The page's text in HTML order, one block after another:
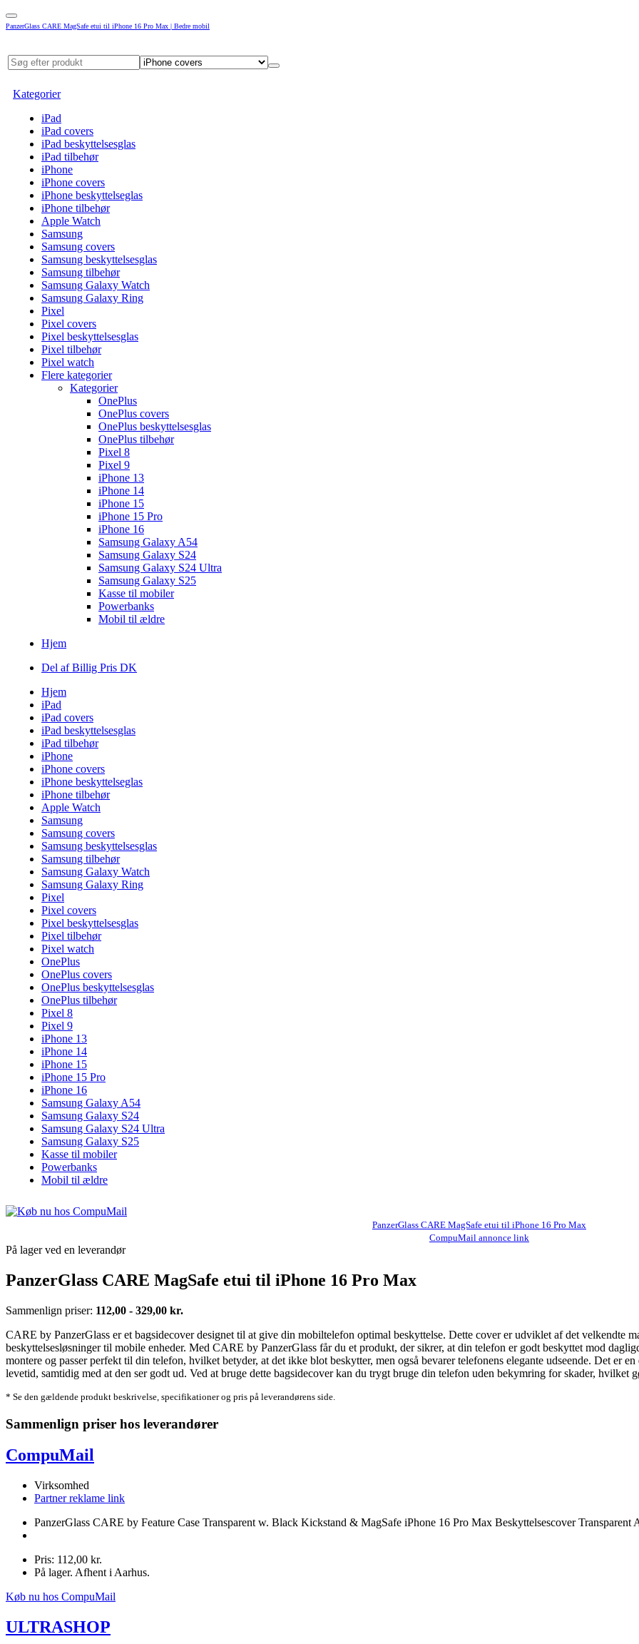
PanzerGlass CARE MagSafe etui til iPhone 16 Pro Max | Bedre mobil
Kategorier
iPad
iPad covers
iPad beskyttelsesglas
iPad tilbehør
iPhone
iPhone covers
iPhone beskyttelseglas
iPhone tilbehør
Apple Watch
Samsung
Samsung covers
Samsung beskyttelsesglas
Samsung tilbehør
Samsung Galaxy Watch
Samsung Galaxy Ring
Pixel
Pixel covers
Pixel beskyttelsesglas
Pixel tilbehør
Pixel watch
Flere kategorier
Kategorier
OnePlus
OnePlus covers
OnePlus beskyttelsesglas
OnePlus tilbehør
Pixel 8
Pixel 9
iPhone 13
iPhone 14
iPhone 15
iPhone 15 Pro
iPhone 16
Samsung Galaxy A54
Samsung Galaxy S24
Samsung Galaxy S24 Ultra
Samsung Galaxy S25
Kasse til mobiler
Powerbanks
Mobil til ældre
Hjem
Del af Billig Pris DK
Hjem
iPad
iPad covers
iPad beskyttelsesglas
iPad tilbehør
iPhone
iPhone covers
iPhone beskyttelseglas
iPhone tilbehør
Apple Watch
Samsung
Samsung covers
Samsung beskyttelsesglas
Samsung tilbehør
Samsung Galaxy Watch
Samsung Galaxy Ring
Pixel
Pixel covers
Pixel beskyttelsesglas
Pixel tilbehør
Pixel watch
OnePlus
OnePlus covers
OnePlus beskyttelsesglas
OnePlus tilbehør
Pixel 8
Pixel 9
iPhone 13
iPhone 14
iPhone 15
iPhone 15 Pro
iPhone 16
Samsung Galaxy A54
Samsung Galaxy S24
Samsung Galaxy S24 Ultra
Samsung Galaxy S25
Kasse til mobiler
Powerbanks
Mobil til ældre
PanzerGlass CARE MagSafe etui til iPhone 16 Pro Max
CompuMail annonce link
På lager ved en leverandør
PanzerGlass CARE MagSafe etui til iPhone 16 Pro Max
Sammenlign priser: 112,00 - 329,00 kr.
CARE by PanzerGlass er et bagsidecover designet til at give din mobiltelefon optimal beskyttelse. Dette cover er udviklet af det velkendte
beskyttelsesløsninger til mobile enheder. Med CARE by PanzerGlass får du et produkt, der sikrer, at din telefon er godt beskyttet mod
montere og passer perfekt til din telefon, hvilket betyder, at det ikke blot beskytter, men også bevarer telefonens elegante udseende. Det er
levetid, samtidig med at den ser godt ud. Ved at bruge dette bagsidecover kan du trygt bruge din telefon uden bekymring for skader,
* Se den gældende produkt beskrivelse, specifikationer og pris på leverandørens side.
Sammenlign priser hos leverandører
CompuMail
Virksomhed
Partner reklame link
PanzerGlass CARE by Feature Case Transparent w. Black Kickstand & MagSafe iPhone 16 Pro Max Beskyttelsescover Transparent
Pris: 112,00 kr.
På lager. Afhent i Aarhus.
Køb nu hos CompuMail
ULTRASHOP